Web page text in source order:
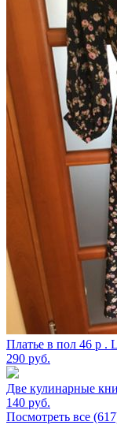
Платье в пол 46 р . L
290 руб.
Две кулинарные
140 руб.
Посмотреть все